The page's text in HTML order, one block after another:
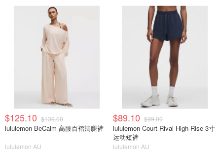
$125.10 $139.00
lululemon BeCalm 高腰百褶阔腿裤
lululemon AU
$89.10 $99.00
lululemon Court Rival High-Rise 3寸
运动短裤
lululemon AU